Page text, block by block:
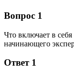
Вопрос 1
Что включает в
начинающего
Ответ 1